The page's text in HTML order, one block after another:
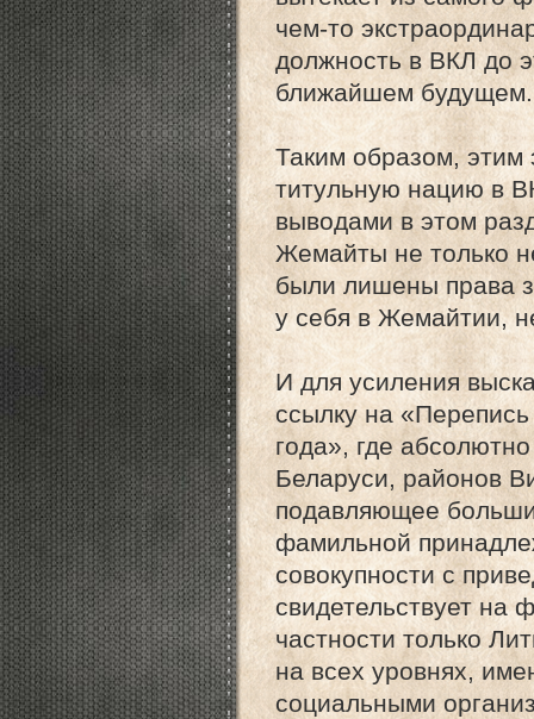
чем-то
должность в ВКЛ до
ближайшем будущем.
Таким образом, этим
титульную нацию в
выводами в этом
Жемайты не только
были лишены права
у себя в Жемайтии,
И для усиления
ссылку на «Перепись
года», где
Беларуси, районов
подавляющее
фамильной
совокупности с
свидетельствует на
частности только
на всех уровнях,
социальными